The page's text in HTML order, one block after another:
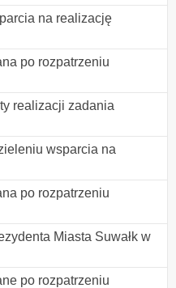
na realizację
po rozpatrzeniu
realizacji zadania
wsparcia na
po rozpatrzeniu
Miasta Suwałk w
po rozpatrzeniu